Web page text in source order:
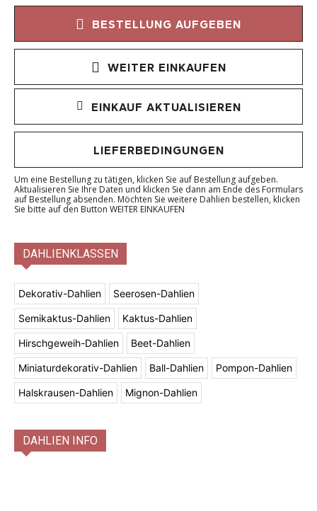
BESTELLUNG AUFGEBEN
WEITER EINKAUFEN
EINKAUF AKTUALISIEREN
LIEFERBEDINGUNGEN
Um eine Bestellung zu tätigen, klicken Sie auf Bestellung aufgeben.
Aktualisieren Sie Ihre Daten und klicken Sie dann am Ende des Formulars
auf Bestellung absenden. Möchten Sie weitere Dahlien bestellen, klicken
Sie bitte auf den Button WEITER EINKAUFEN
DAHLIENKLASSEN
Dekorativ-Dahlien Seerosen-Dahlien
Semikaktus-Dahlien Kaktus-Dahlien
Hirschgeweih-Dahlien Beet-Dahlien
Miniaturdekorativ-Dahlien Ball-Dahlien Pompon-Dahlien
Halskrausen-Dahlien Mignon-Dahlien
DAHLIEN INFO